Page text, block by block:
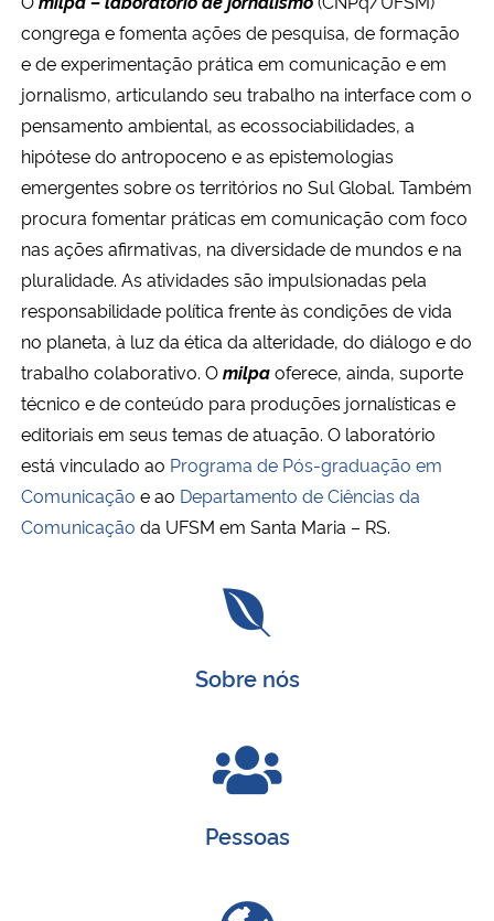
Ministério da Cidadania
Ministério da Saúde
Ministério de Minas e Energia
Ministério da Ciência, Tecnologia, Inovações e Comunicações
Ministério do Meio Ambiente
Ministério do Turismo
Ministério do Desenvolvimento Regional
Controladoria-Geral da União
Ministério da Mulher, da Família e dos Direitos Humanos
Omilpa – laboratório de jornalismo(CNPq/UFSM)
congrega e fomenta ações de pesquisa, de formação
e de experimentação prática em comunicação e em
jornalismo, articulando seu trabalho na interface com o
pensamento ambiental, as ecossociabilidades, a
hipótese do antropoceno e as epistemologias
emergentes sobre os territórios no Sul Global. Também
procura fomentar práticas em comunicação com foco
nas ações afirmativas, na diversidade de mundos e na
pluralidade. As atividades são impulsionadas pela
responsabilidade política frente às condições de vida
no planeta, à luz da ética da alteridade, do diálogo e do
trabalho colaborativo. Omilpaoferece, ainda, suporte
técnico e de conteúdo para produções jornalísticas e
editoriais em seus temas de atuação. O laboratório
está vinculado ao Programa de Pós-graduação em
Comunicação e ao Departamento de Ciências da
Comunicação da UFSM em Santa Maria – RS.
Sobre nós
Pessoas